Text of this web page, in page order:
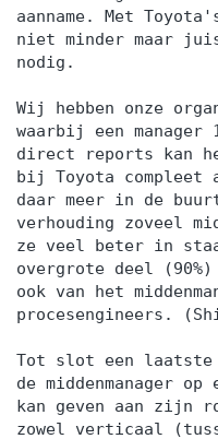
aanname. Met
niet minder maar
nodig.
Wij hebben onze
waarbij een manager
direct reports kan
bij Toyota compleet
daar meer in de
verhouding zoveel
ze veel beter in
overgrote deel
ook van het
procesengineers.
Tot slot een
de middenmanager
kan geven aan zijn
zowel verticaal